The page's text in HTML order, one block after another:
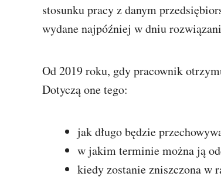
stosunku pracy z danym
wydane najpóźniej w dniu
Od 2019 roku, gdy pracownik
Dotyczą one tego:
jak długo będzie
w jakim terminie można ją
kiedy zostanie zniszczona w